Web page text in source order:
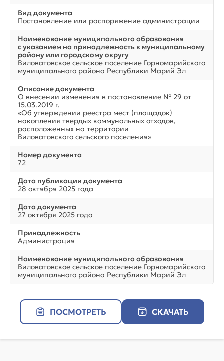
Вид документа
Постановление или распоряжение администрации
Наименование муниципального образования
с указанием на принадлежность к муниципальному
району или городскому округу
Виловатовское сельское поселение Горномарийского
муниципального района Республики Марий Эл
Описание документа
О внесении изменения в постановление № 29 от
15.03.2019 г.
«Об утверждении реестра мест (площадок)
накопления твердых коммунальных отходов,
расположенных на территории
Виловатовского сельского поселения»
Номер документа
72
Дата публикации документа
28 октября 2025 года
Дата документа
27 октября 2025 года
Принадлежность
Администрация
Наименование муниципального образования
Виловатовское сельское поселение Горномарийского
муниципального района Республики Марий Эл
ПОСМОТРЕТЬ СКАЧАТЬ